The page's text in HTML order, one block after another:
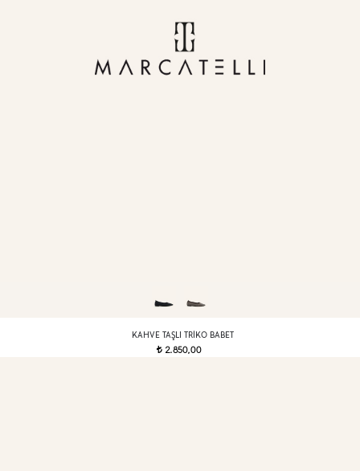
KAHVE TAŞLI TRIKO BABET
t 2.850,00